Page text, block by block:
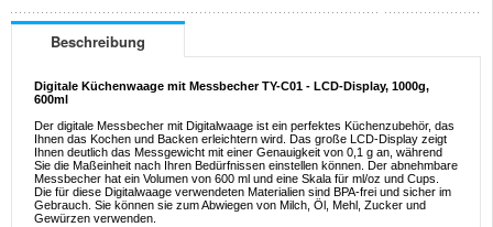
Beschreibung
Digitale Küchenwaage mit Messbecher TY-C01 - LCD-Display, 1000g,
600ml
Der digitale Messbecher mit Digitalwaage ist ein perfektes Küchenzubehör, das
Ihnen das Kochen und Backen erleichtern wird. Das große LCD-Display zeigt
Ihnen deutlich das Messgewicht mit einer Genauigkeit von 0,1 g an, während
Sie die Maßeinheit nach Ihren Bedürfnissen einstellen können. Der abnehmbare
Messbecher hat ein Volumen von 600 ml und eine Skala für ml/oz und Cups.
Die für diese Digitalwaage verwendeten Materialien sind BPA-frei und sicher im
Gebrauch. Sie können sie zum Abwiegen von Milch, Öl, Mehl, Zucker und
Gewürzen verwenden.